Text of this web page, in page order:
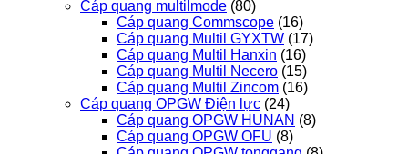
Cáp quang multilmode (80)
Cáp quang Commscope (16)
Cáp quang Multil GYXTW (17)
Cáp quang Multil Hanxin (16)
Cáp quang Multil Necero (15)
Cáp quang Multil Zincom (16)
Cáp quang OPGW Điện lực (24)
Cáp quang OPGW HUNAN (8)
Cáp quang OPGW OFU (8)